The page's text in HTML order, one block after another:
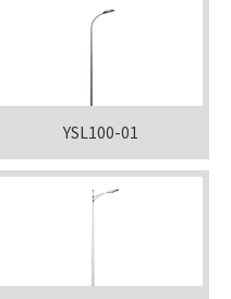
YSL100-01